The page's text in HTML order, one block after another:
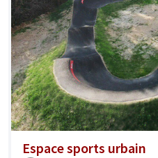
Espace sports urbain